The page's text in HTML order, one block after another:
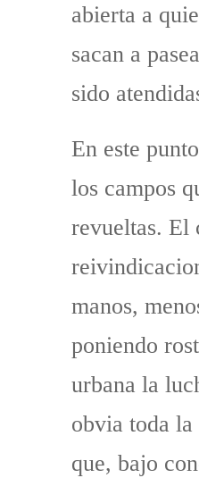
abierta a
sacan a
sido
En este
los campos
revueltas. El
manos,
poniendo
urbana la
obvia toda la
que, bajo